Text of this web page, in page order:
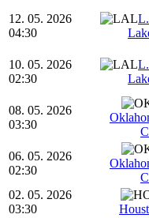
12. 05. 2026
04:30
10. 05. 2026
02:30
08. 05. 2026
03:30
06. 05. 2026
02:30
02. 05. 2026
03:30